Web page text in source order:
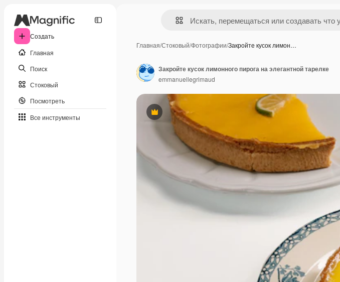
Создать
Главная
Поиск
Стоковый
Посмотреть
Все инструменты
Главная/Стоковый/Фотографии/Закройте кусок лимон…
Премиум
Закройте кусок лимонного пирога на элегантной тарелке
emmanuellegrimaud